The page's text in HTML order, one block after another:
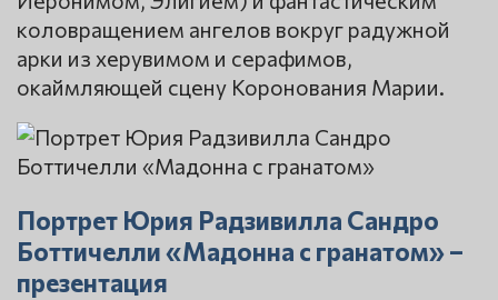
коловращением ангелов вокруг радужной
арки из херувимом и серафимов,
окаймляющей сцену Коронования Марии.
Портрет Юрия Радзивилла Сандро
Боттичелли «Мадонна с гранатом» –
презентация